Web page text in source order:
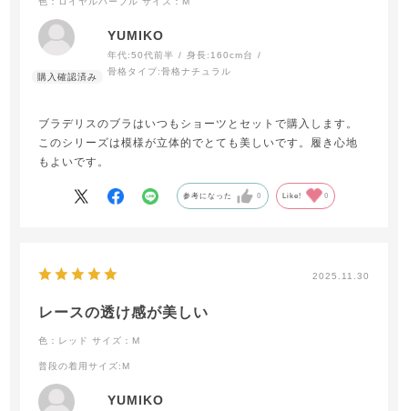
YUMIKO
年代:50代前半 身長: 160cm台
骨格タイプ:骨格ナチュラル
ブラデリスのブラはいつもショーツとセットで購入します。
このシリーズは模様が立体的でとても美しいです。履き心地
もよいです。
参考になった 0 Like! 0
2025.11.30
レースの透け感が美しい
色：レッド サイズ：M
普段の着用サイズ:M
YUMIKO